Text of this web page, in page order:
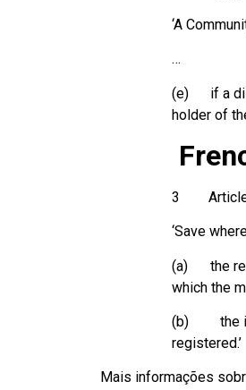
‘A
…
(e) if a
holder of
3 Article
‘Save
(a) the
which the
(b) the
registered.’
Mais informações